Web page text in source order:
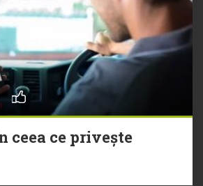
ceea ce privește